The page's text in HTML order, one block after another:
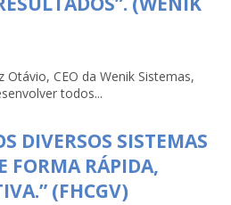
CEO da Wenik Sistemas,
todos...
DIVERSOS SISTEMAS
FORMA RÁPIDA,
(FHCGV)